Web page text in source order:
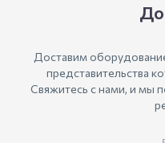
Доставим
представительства
Свяжитесь с нами, и мы